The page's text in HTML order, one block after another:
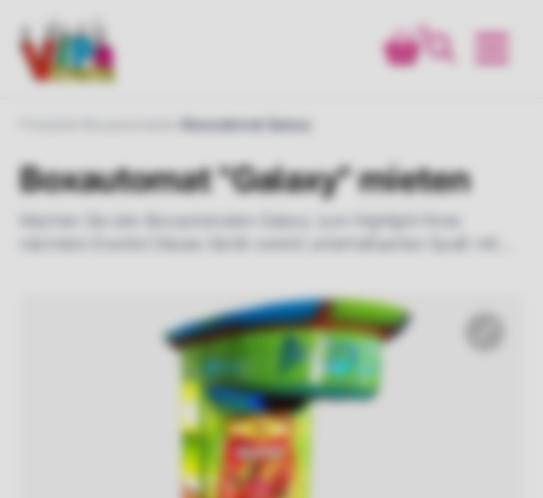
0
Boxautomat Galaxy
Boxautomat "Galaxy" mieten
Machen Sie den Boxautomaten Galaxy zum Highlight Ihres
jede Altersgruppe. Mit seinem attraktiven Design zieht der Galaxy
garantiert alle Blicke auf sich.